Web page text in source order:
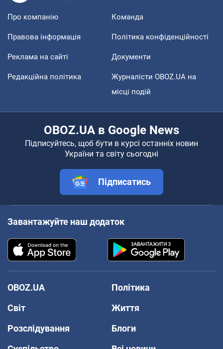
Про компанію Команда
Правова інформація Політика конфіденційності
Реклама на сайті Документи
Редакційна політика
Журналісти OBOZ.UA на
місці подій
OBOZ.UA в Google News
Підписуйтесь, щоб бути в курсі останніх новин
України та світу сьогодні
Підписатись
Завантажуйте наш додаток
OBOZ.UA
Політика
Світ
Життя
Розслідування
Блоги